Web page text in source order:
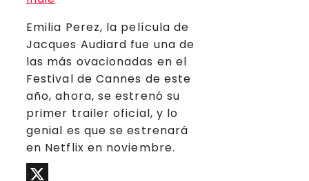
Emilia Perez, la película de
Jacques Audiard fue una de
las más ovacionadas en el
Festival de Cannes de este
año, ahora, se estrenó su
primer trailer oficial, y lo
genial es que se estrenará
en Netflix en noviembre.